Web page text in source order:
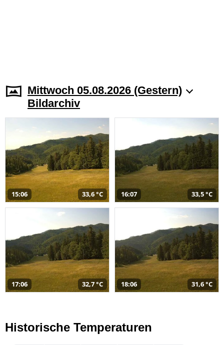
Mittwoch 05.08.2026 (Gestern)
Bildarchiv
15:06 33,6 °C 16:07 33,5 °C
17:06 32,7 °C 18:06 31,6 °C
Historische Temperaturen